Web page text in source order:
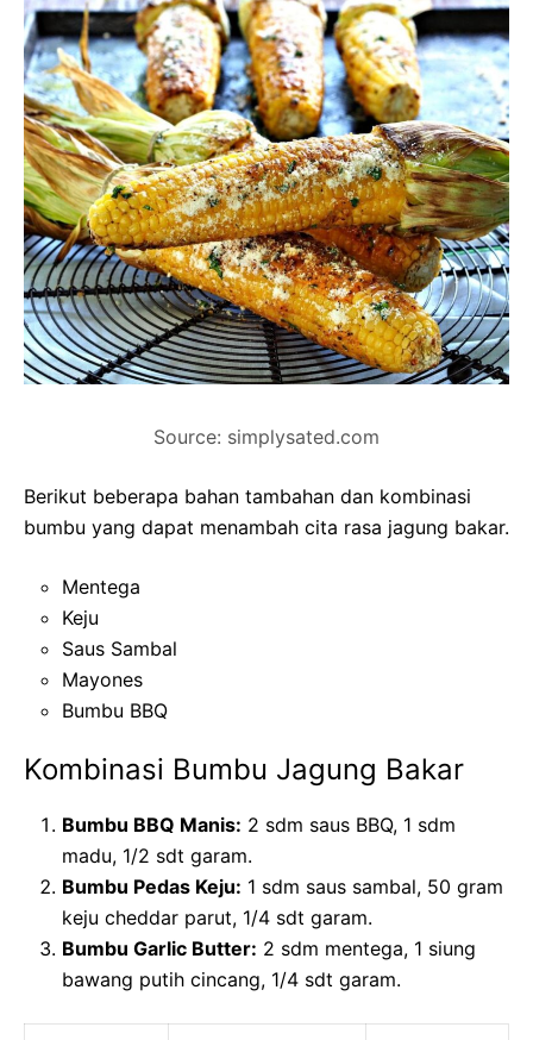
Source: simplysated.com
Berikut beberapa bahan tambahan dan kombinasi
bumbu yang dapat menambah cita rasa jagung bakar.
Mentega
Keju
Saus Sambal
Mayones
Bumbu BBQ
Kombinasi Bumbu Jagung Bakar
Bumbu BBQ Manis: 2 sdm saus BBQ, 1 sdm
madu, 1/2 sdt garam.
Bumbu Pedas Keju: 1 sdm saus sambal, 50 gram
keju cheddar parut, 1/4 sdt garam.
Bumbu Garlic Butter: 2 sdm mentega, 1 siung
bawang putih cincang, 1/4 sdt garam.